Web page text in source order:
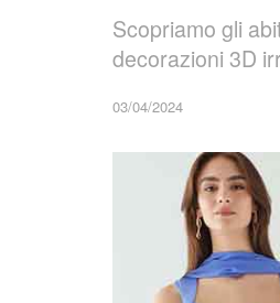
Scopriamo gli
decorazioni 3D
03/04/2024